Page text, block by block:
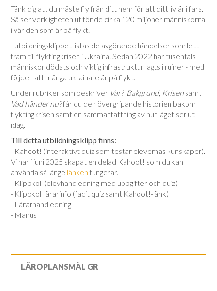
Tänk dig att du måste fly från ditt hem för att ditt liv är i fara.
Så ser verkligheten ut för de cirka 120 miljoner människorna
i världen som är på flykt.
I utbildningsklippet listas de avgörande händelser som lett
fram till flyktingkrisen i Ukraina. Sedan 2022 har tusentals
människor dödats och viktig infrastruktur lagts i ruiner - med
följden att många ukrainare är på flykt.
Under rubriker som beskriver Var?, Bakgrund, Krisen samt
Vad händer nu?får du den övergripande historien bakom
flyktingkrisen samt en sammanfattning av hur läget ser ut
idag.
Till detta utbildningsklipp finns:
- Kahoot! (interaktivt quiz som testar elevernas kunskaper).
Vi har i juni 2025 skapat en delad Kahoot! som du kan
använda så länge länken fungerar.
- Klippkoll (elevhandledning med uppgifter och quiz)
- Klippkoll lärarinfo (facit quiz samt Kahoot!-länk)
- Lärarhandledning
- Manus
LÄROPLANSMÅL GR